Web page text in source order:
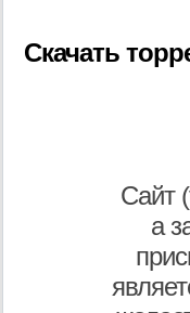
Скачать
Сайт
а